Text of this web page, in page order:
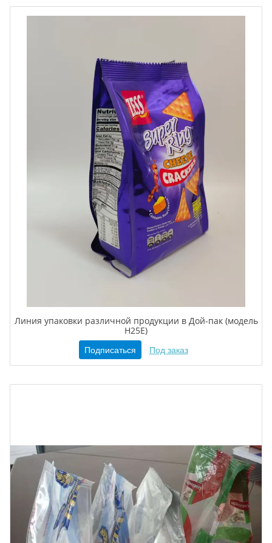
Линия упаковки различной продукции в Дой-пак (модель
H25E)
Подписаться Под заказ